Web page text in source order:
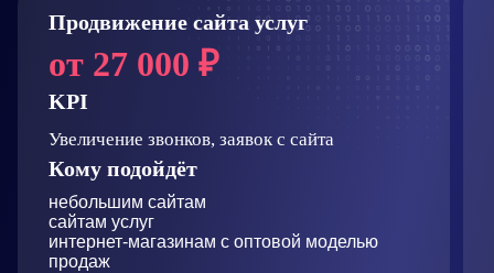
Продвижение сайта услуг
от 27 000 ₽
KPI
Увеличение звонков, заявок с сайта
Кому подойдёт
небольшим сайтам
сайтам услуг
интернет-магазинам с оптовой моделью
продаж